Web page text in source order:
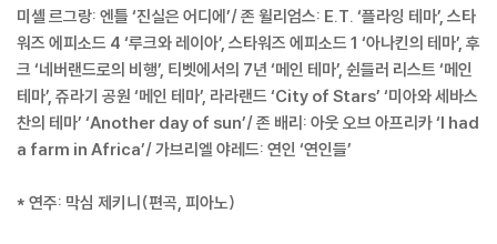
미셸 르그랑: 엔틀 ‘진실은 어디에’/ 존 윌리엄스: E.T. ‘플라잉 테마’, 스타
워즈 에피소드 4 ‘루크와 레이아’, 스타워즈 에피소드 1 ‘아나킨의 테마’, 후
크 ‘네버랜드로의 비행’, 티벳에서의 7년 ‘메인 테마’, 쉰들러 리스트 ‘메인
테마’, 쥬라기 공원 ‘메인 테마’, 라라랜드 ‘City of Stars’ ‘미아와 세바스
찬의 테마’ ‘Another day of sun’/ 존 배리: 아웃 오브 아프리카 ‘I had
a farm in Africa’/ 가브리엘 야레드: 연인 ‘연인들’
* 연주: 막심 제키니(편곡, 피아노)